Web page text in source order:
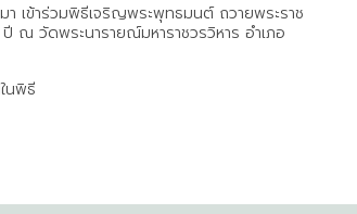
เข้าร่วมพิธีเจริญพระพุทธมนต์ ถวายพระราช
ณ วัดพระนารายณ์มหาราชวรวิหาร อำเภอ
นพิธี